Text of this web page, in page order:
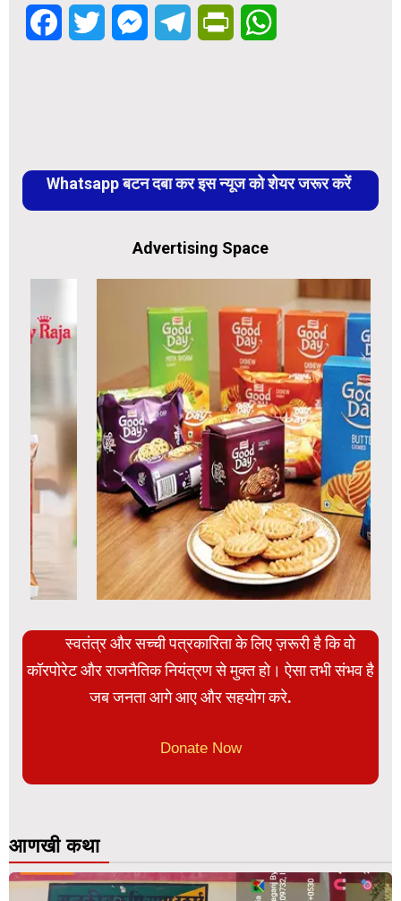
FacebookTwitter MessengerTelegramPrintFriendly
Whatsapp बटन दबा कर इस न्यूज को शेयर जरूर करें
Advertising Space
स्वतंत्र और सच्ची पत्रकारिता के लिए ज़रूरी है कि वो
कॉरपोरेट और राजनैतिक नियंत्रण से मुक्त हो। ऐसा तभी संभव है
जब जनता आगे आए और सहयोग करे.
Donate Now
आणखी कथा